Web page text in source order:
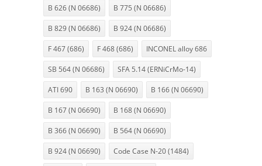
B 626 (N 06686) B 775 (N 06686)
B 829 (N 06686) B 924 (N 06686)
F 467 (686) F 468 (686) INCONEL alloy 686
SB 564 (N 06686) SFA 5.14 (ERNiCrMo-14)
ATI 690 B 163 (N 06690) B 166 (N 06690)
B 167 (N 06690) B 168 (N 06690)
B 366 (N 06690) B 564 (N 06690)
B 924 (N 06690) Code Case N-20 (1484)